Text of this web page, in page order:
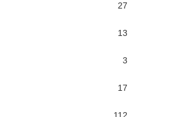
27
13
3
17